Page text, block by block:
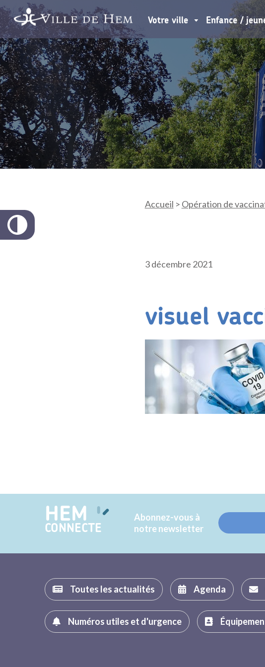
Votre ville Enfance /
Accueil > Opération de
3 décembre 2021
visuel
HEM
CONNECTE
Abonnez-vous à
notre newsletter
Toutes les actualités Agenda
Numéros utiles et d'urgence